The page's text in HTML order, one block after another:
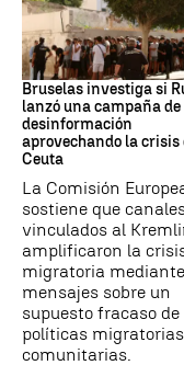
Desinformación rusa
Bruselas investiga si
lanzó una campaña de
desinformación
aprovechando la crisis
Ceuta
La Comisión
sostiene que
vinculados al
amplificaron la
migratoria mediante
mensajes sobre un
supuesto fracaso de
políticas migratorias
comunitarias.